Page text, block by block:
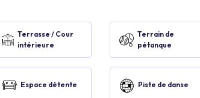
Terrasse / Cour
intérieure
Terrain de
pétanque
Espace détente Piste de danse